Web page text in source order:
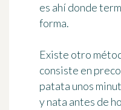
es ahí donde
forma.
Existe otro
consiste en
patata unos
y nata antes de